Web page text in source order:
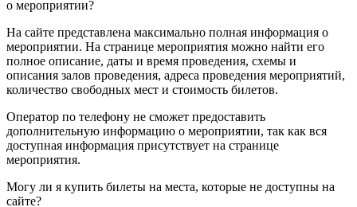
о мероприятии?
На сайте представлена максимально полная информация о
мероприятии. На странице мероприятия можно найти его
полное описание, даты и время проведения, схемы и
описания залов проведения, адреса проведения мероприятий,
количество свободных мест и стоимость билетов.
Оператор по телефону не сможет предоставить
дополнительную информацию о мероприятии, так как вся
доступная информация присутствует на странице
мероприятия.
Могу ли я купить билеты на места, которые не доступны на
сайте?